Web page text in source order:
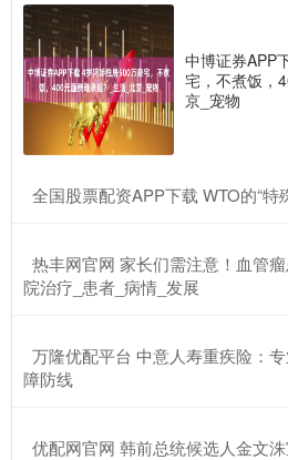
中博证券APP
宅，不煮饭，
京_宠物
全国股票配资APP下载 WTO的“特
热丰网官网 家长们需注意！血管
院治疗_患者_病情_发展
万隆优配平台 中意人寿重疾险：
障防线
优配网官网 韩前总统候选人金文